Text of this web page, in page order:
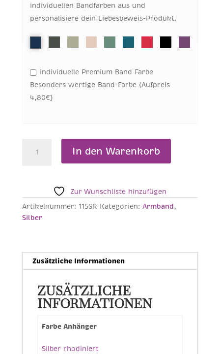
individuellen Bandfarben aus und
personalisiere dein Liebesbeweis-Produkt.
individuelle Premium Band Farbe
Besonders wertige Band-Farbe (Aufpreis
4,80€}
ZIRKONIA
115SR
In den Warenkorb
Zur Wunschliste hinzufügen
Artikelnummer: 115SR Kategorien: Armband,
Silber
Zusätzliche Informationen
ZUSÄTZLICHE
INFORMATIONEN
Farbe Anhänger
Silber rhodiniert